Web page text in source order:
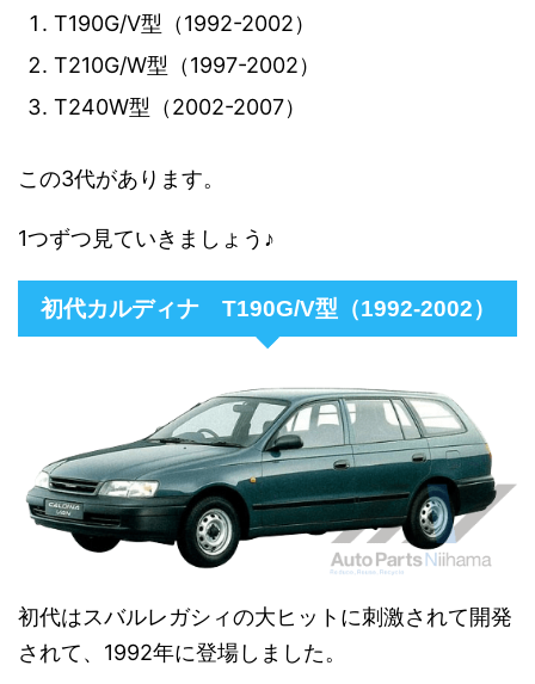
T190G/V型（1992-2002）
T210G/W型（1997-2002）
T240W型（2002-2007）
この3代があります。
1つずつ見ていきましょう♪
初代カルディナ T190G/V型（1992-2002）
初代はスバルレガシィの大ヒットに刺激されて開発
されて、1992年に登場しました。